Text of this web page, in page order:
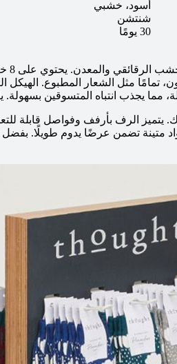
أسود، خشبي
شنتشن
30 يومًا
بيضاء اللون، تمامًا مثل الشعار
مما يجذب انتباه المتسوقين
الرف بأرفف وفواصل قابلة
متينة تضمن عرضًا يدوم طويلًا.